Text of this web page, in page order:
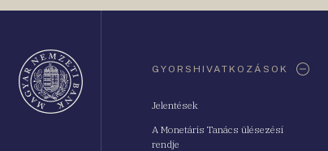
GYORSHIVATKOZÁSOK
Jelentések
A Monetáris Tanács ülésezési
rendje